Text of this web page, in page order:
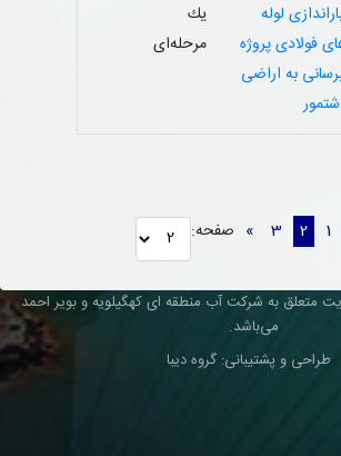
لوله
فولادی پروژه
به اراضی
یك
مرحله‌ای
صفحه:
به شرکت آب منطقه ای کهگیلویه و بویر احمد
می‌باشد.
طراحی و پشتیبانی: گروه دیبا